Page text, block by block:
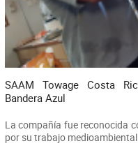
SAAM Towage Costa
Bandera Azul
La compañía fue reconocida
por su trabajo